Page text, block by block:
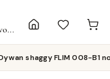
Dywan shaggy FLIM 008-B1 nowoczesny, Koła kręgi - Strukturalny,
shaggy FLIM 008-B1